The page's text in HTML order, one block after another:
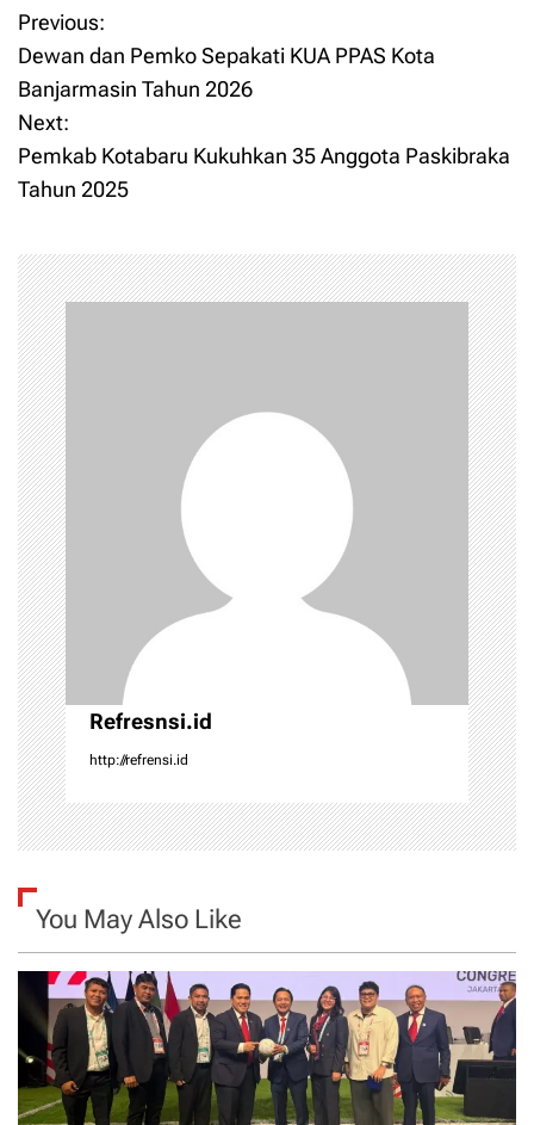
P
o
s
t
a
v
i
g
a
t
i
o
n
Previous:
Dewan dan Pemko Sepakati KUA PPAS Kota
Banjarmasin Tahun 2026
Next:
Pemkab Kotabaru Kukuhkan 35 Anggota Paskibraka
Tahun 2025
Refresnsi.id
http://refrensi.id
You May Also Like